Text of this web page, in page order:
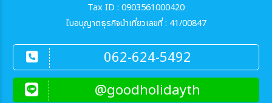
Tax ID : 0903561000420
ใบอนุญาตธุรกิจนำเที่ยวเลขที่ : 41/00847
062-624-5492
@goodholidayth